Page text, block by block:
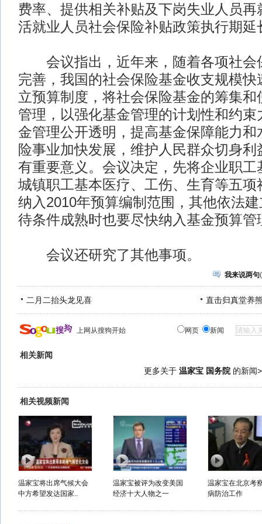
费率、提供相关补贴及下岗失业人员再
活就业人员社会保险补贴政策执行期延
会议指出，近年来，随着各项社会
完善，我国的社会保险基金收支规模快
立预算制度，将社会保险基金的筹集和
管理，以强化基金管理的计划性和约束
金管理公开透明，提高基金保障能力和
险事业加快发展，维护人民群众切身
有重要意义。会议决定，先将企业职工
城镇职工基本医疗、工伤、生育等五项
纳入2010年预算编制范围，其他依法
待条件成熟时也要尽快纳入基金预算管
会议还研究了其他事项。
我来说两句(
二月二抬头龙见喜 直击归真堂养
上网从搜狗开始 网页 新闻
相关新闻
更多关于 温家宝 国务院的新闻
相关视频新闻
温家宝将出席气候大会
中方希望发达国家..
温家宝被评为改变美国
经济十大人物之一
温家宝在北京考
病防治工作